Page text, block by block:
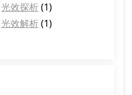
光效探析(1)
光效解析(1)